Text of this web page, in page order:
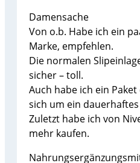
Damensache
Von o.b. Habe ich ein
Marke, empfehlen.
Die normalen
sicher – toll.
Auch habe ich ein
sich um ein
Zuletzt habe ich von
mehr kaufen.